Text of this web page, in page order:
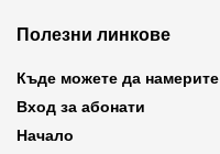
Полезни линкове
Къде можете да
Вход за абонати
Начало